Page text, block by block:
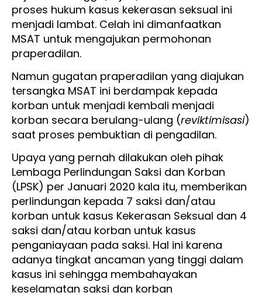
proses hukum kasus kekerasan seksual ini
menjadi lambat. Celah ini dimanfaatkan
MSAT untuk mengajukan permohonan
praperadilan.
Namun gugatan praperadilan yang diajukan
tersangka MSAT ini berdampak kepada
korban untuk menjadi kembali menjadi
korban secara berulang-ulang (reviktimisasi)
saat proses pembuktian di pengadilan.
Upaya yang pernah dilakukan oleh pihak
Lembaga Perlindungan Saksi dan Korban
(LPSK) per Januari 2020 kala itu, memberikan
perlindungan kepada 7 saksi dan/atau
korban untuk kasus Kekerasan Seksual dan 4
saksi dan/atau korban untuk kasus
penganiayaan pada saksi. Hal ini karena
adanya tingkat ancaman yang tinggi dalam
kasus ini sehingga membahayakan
keselamatan saksi dan korban